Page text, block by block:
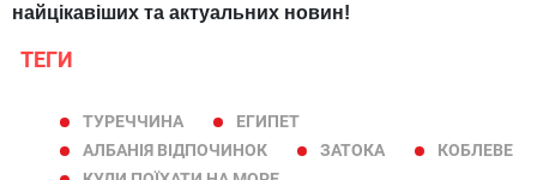
найцікавіших та актуальних новин!
ТЕГИ
ТУРЕЧЧИНА
ЕГИПЕТ
АЛБАНІЯ ВІДПОЧИНОК
ЗАТОКА
КОБЛЕВЕ